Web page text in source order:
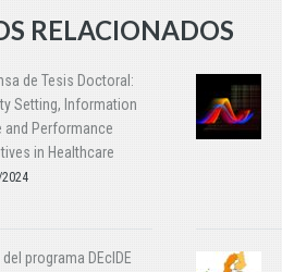
RELACIONADOS
de Tesis Doctoral:
Setting, Information
and Performance
in Healthcare
programa DEcIDE